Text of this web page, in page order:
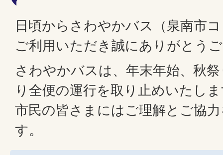
日頃からさわやかバス（泉南市
ご利用いただき誠にありがとう
さわやかバスは、年末年始、秋
り全便の運行を取り止めいたし
市民の皆さまにはご理解とご協
す。